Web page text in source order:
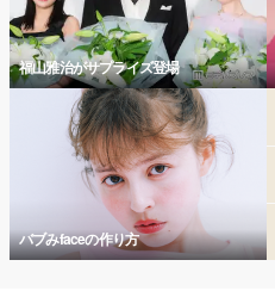
福山雅治がサプライズ登場
バブみfaceの作り方